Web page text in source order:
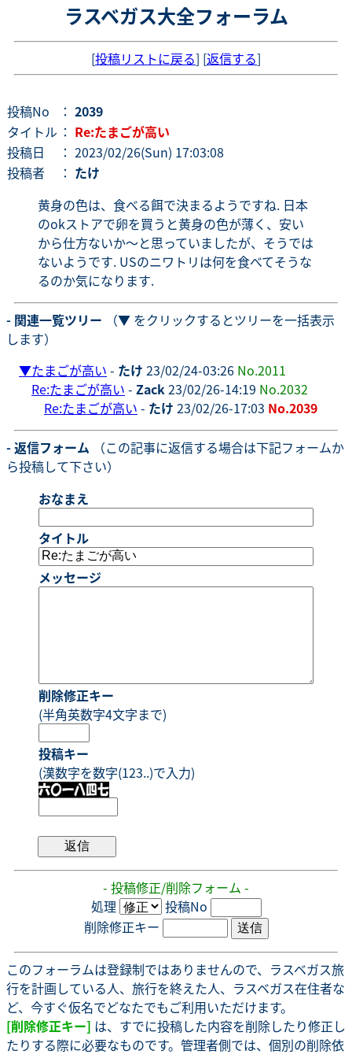
ラスベガス大全フォーラム
[投稿リストに戻る] [返信する]
投稿No ： 2039
タイトル ： Re:たまごが高い
投稿日
： 2023/02/26(Sun) 17:03:08
投稿者
： たけ
黄身の色は、食べる餌で決まるようですね. 日本
のokストアで卵を買うと黄身の色が薄く、安い
から仕方ないか〜と思っていましたが、そうでは
ないようです. USのニワトリは何を食べてそうな
るのか気になります.
- 関連一覧ツリー （▼ をクリックするとツリーを一括表示
します）
▼たまごが高い - たけ 23/02/24-03:26 No.2011
Re:たまごが高い - Zack23/02/26-14:19 No.2032
Re:たまごが高い - たけ 23/02/26-17:03 No.2039
- 返信フォーム （この記事に返信する場合は下記フォームか
ら投稿して下さい）
おなまえ
タイトル
メッセージ
削除修正キー
(半角英数字4文字まで)
投稿キー
(漢数字を数字(123..)で入力)
- 投稿修正/削除フォーム -
処理
投稿No
削除修正キー
このフォーラムは登録制ではありませんので、ラスベガス旅
行を計画している人、旅行を終えた人、ラスベガス在住者な
ど、今すぐ仮名でどなたでもご利用いただけます。
[削除修正キー] は、すでに投稿した内容を削除したり修正し
たりする際に必要なものです。管理者側では、個別の削除依